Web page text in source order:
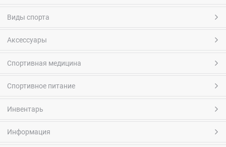
Виды спорта
Аксессуары
Спортивная медицина
Спортивное питание
Инвентарь
Информация